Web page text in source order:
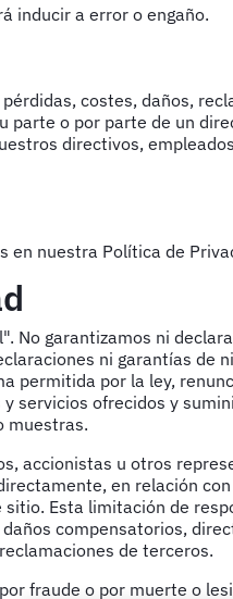
inducir a error o engaño.
costes, daños,
o por parte de un
directivos,
nuestra Política de
garantizamos ni
ni garantías de
permitida por la ley,
servicios ofrecidos y
muestras.
accionistas u otros
en relación
Esta limitación de
compensatorios,
de terceros.
fraude o por muerte o